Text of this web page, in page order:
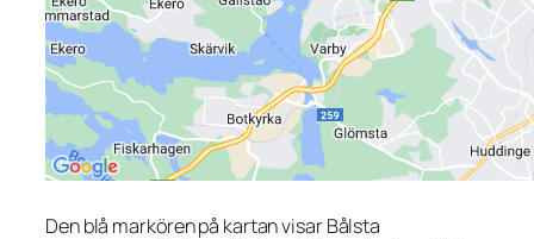
Den blå markören på kartan visar Bålsta